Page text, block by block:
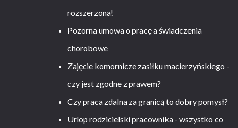
rozszerzona!
Pozorna umowa o pracę a świadczenia
chorobowe
Zajęcie komornicze zasiłku macierzyńskiego -
czy jest zgodne z prawem?
Czy praca zdalna za granicą to dobry pomysł?
Urlop rodzicielski pracownika - wszystko co